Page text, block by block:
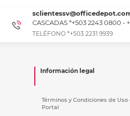
CASCADAS *+503 2243 0800 -
TELÉFONO *+503 2231 9939
Información legal
Términos y Condiciones de Uso
Portal